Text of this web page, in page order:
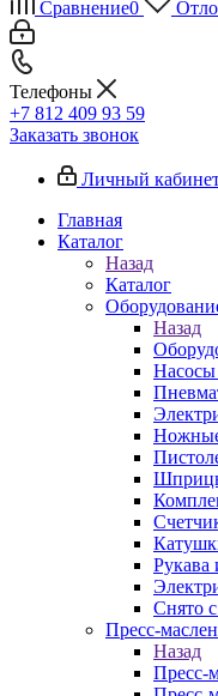
Сравнение0
Телефоны
+7 812 409 93 59
Заказать звонок
Личный
Главная
Каталог
Назад
Каталог
Назад
Насосы
Ножные
Рукава
Снято
Пресс-
Назад
Пресс-